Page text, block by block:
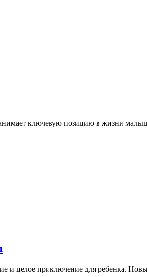
ключевую позицию в жизни
и целое приключение для ребенка.